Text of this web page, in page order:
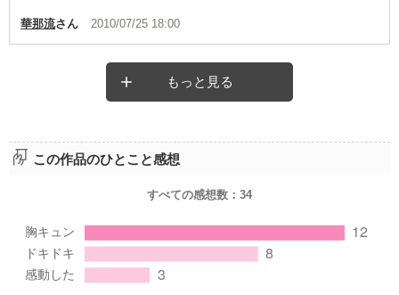
華那流さん 2010/07/25 18:00
もっと見る
この作品のひとこと感想
すべての感想数： 34